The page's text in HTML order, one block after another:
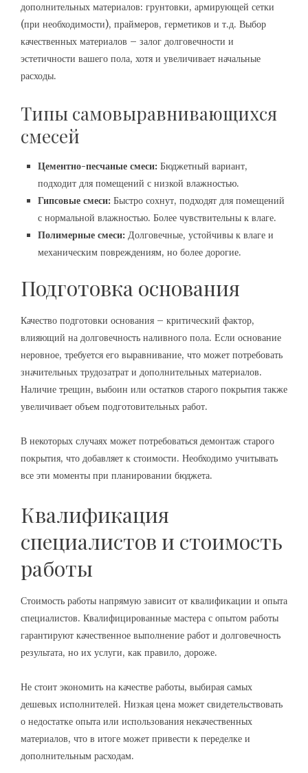
дополнительных материалов: грунтовки, армирующей сетки
(при необходимости), праймеров, герметиков и т.д. Выбор
качественных материалов – залог долговечности и
эстетичности вашего пола, хотя и увеличивает начальные
расходы.
Типы самовыравнивающихся
смесей
Цементно-песчаные смеси: Бюджетный вариант,
подходит для помещений с низкой влажностью.
Гипсовые смеси: Быстро сохнут, подходят для помещений
с нормальной влажностью. Более чувствительны к влаге.
Полимерные смеси: Долговечные, устойчивы к влаге и
механическим повреждениям, но более дорогие.
Подготовка основания
Качество подготовки основания – критический фактор,
влияющий на долговечность наливного пола. Если основание
неровное, требуется его выравнивание, что может потребовать
значительных трудозатрат и дополнительных материалов.
Наличие трещин, выбоин или остатков старого покрытия также
увеличивает объем подготовительных работ.
В некоторых случаях может потребоваться демонтаж старого
покрытия, что добавляет к стоимости. Необходимо учитывать
все эти моменты при планировании бюджета.
Квалификация
специалистов и стоимость
работы
Стоимость работы напрямую зависит от квалификации и опыта
специалистов. Квалифицированные мастера с опытом работы
гарантируют качественное выполнение работ и долговечность
результата, но их услуги, как правило, дороже.
Не стоит экономить на качестве работы, выбирая самых
дешевых исполнителей. Низкая цена может свидетельствовать
о недостатке опыта или использования некачественных
материалов, что в итоге может привести к переделке и
дополнительным расходам.